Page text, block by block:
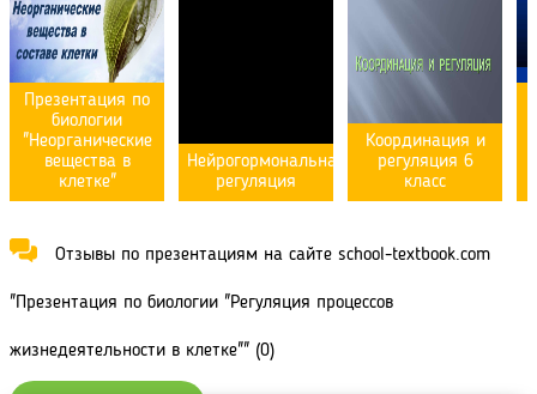
Презентация по
биологии
"Неорганические
вещества в
клетке"
Нейрогормональная
регуляция
Координация и
регуляция 6
класс
Отзывы по презентациям на сайте school-textbook.com
"Презентация по биологии "Регуляция процессов
жизнедеятельности в клетке"" (0)